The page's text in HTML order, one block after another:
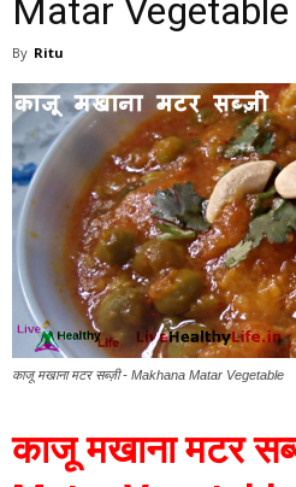
Matar Vegetable
By Ritu
काजू मखाना मटर सब्ज़ी - Makhana Matar Vegetable
काजू मखाना मटर